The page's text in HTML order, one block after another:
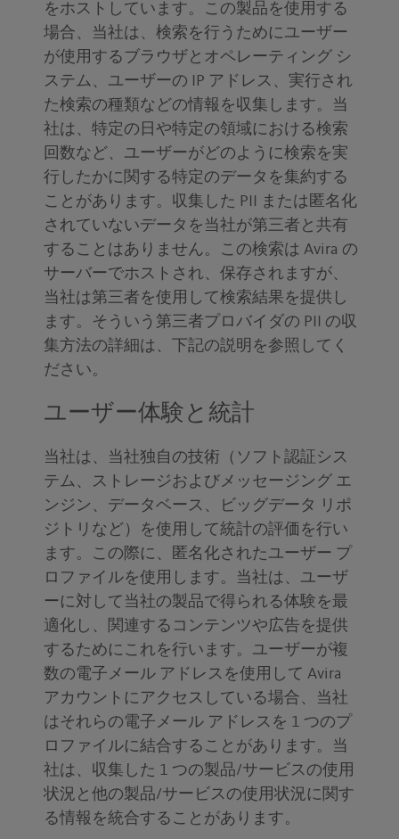
をホストしています。この製品を使用する
場合、当社は、検索を行うためにユーザー
が使用するブラウザとオペレーティング シ
ステム、ユーザーの IP アドレス、実行され
た検索の種類などの情報を収集します。当
社は、特定の日や特定の領域における検索
回数など、ユーザーがどのように検索を実
行したかに関する特定のデータを集約する
ことがあります。収集した PII または匿名化
されていないデータを当社が第三者と共有
することはありません。この検索は Avira の
サーバーでホストされ、保存されますが、
当社は第三者を使用して検索結果を提供し
ます。そういう第三者プロバイダの PII の収
集方法の詳細は、下記の説明を参照してく
ださい。
ユーザー体験と統計
当社は、当社独自の技術（ソフト認証シス
テム、ストレージおよびメッセージング エ
ンジン、データベース、ビッグデータ リポ
ジトリなど）を使用して統計の評価を行い
ます。この際に、匿名化されたユーザー プ
ロファイルを使用します。当社は、ユーザ
ーに対して当社の製品で得られる体験を最
適化し、関連するコンテンツや広告を提供
するためにこれを行います。ユーザーが複
数の電子メール アドレスを使用して Avira
アカウントにアクセスしている場合、当社
はそれらの電子メール アドレスを 1 つのプ
ロファイルに結合することがあります。当
社は、収集した 1 つの製品/サービスの使用
状況と他の製品/サービスの使用状況に関す
る情報を統合することがあります。